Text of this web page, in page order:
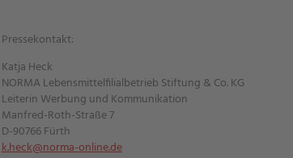
Pressekontakt:
Katja Heck
NORMA Lebensmittelfilialbetrieb Stiftung & Co. KG
Leiterin Werbung und Kommunikation
Manfred-Roth-Straße 7
D-90766 Fürth
k.heck@norma-online.de